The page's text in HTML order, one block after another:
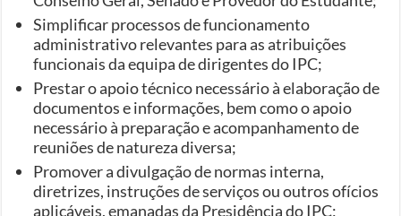
Simplificar processos de funcionamento
administrativo relevantes para as atribuições
funcionais da equipa de dirigentes do IPC;
Prestar o apoio técnico necessário à elaboração de
documentos e informações, bem como o apoio
necessário à preparação e acompanhamento de
reuniões de natureza diversa;
Promover a divulgação de normas interna,
diretrizes, instruções de serviços ou outros ofícios
aplicáveis, emanadas da Presidência do IPC;